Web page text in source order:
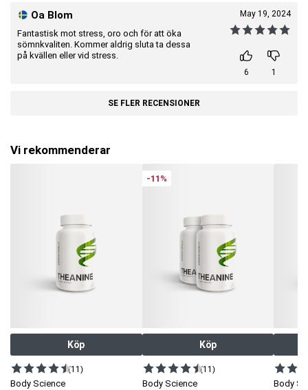
Oa Blom
Fantastisk mot stress, oro och för att öka
sömnkvaliten. Kommer aldrig sluta ta dessa
på kvällen eller vid stress.
May 19, 2024
6 1
SE FLER RECENSIONER
Vi rekommenderar
Köp
(11)
Body Science
-11%
Köp
(11)
Body Science Body